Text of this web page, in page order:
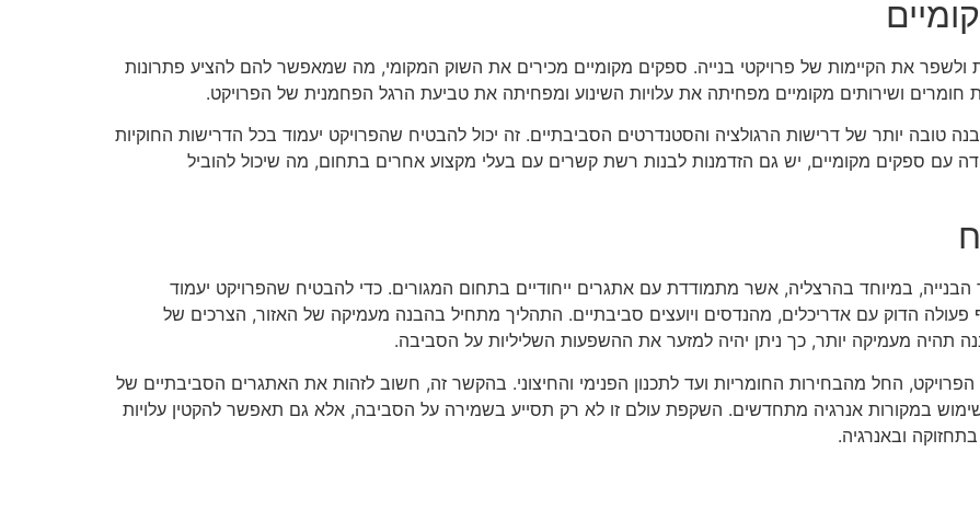
ולשפר את הקיימות של פרויקטי בנייה. ספקים מקומיים מכירים את השוק המקומי, מה שמאפשר להם להציע פתרונות
חומרים ושירותים מקומיים מפחיתה את עלויות השינוע ומפחיתה את טביעת הרגל הפחמנית של הפרויקט.
טובה יותר של דרישות הרגולציה והסטנדרטים הסביבתיים. זה יכול להבטיח שהפרויקט יעמוד בכל הדרישות החוקיות
עם ספקים מקומיים, יש גם הזדמנות לבנות רשת קשרים עם בעלי מקצוע אחרים בתחום, מה שיכול להוביל
הבנייה, במיוחד בהרצליה, אשר מתמודדת עם אתגרים ייחודיים בתחום המגורים. כדי להבטיח שהפרויקט יעמוד
פעולה הדוק עם אדריכלים, מהנדסים ויועצים סביבתיים. התהליך מתחיל בהבנה מעמיקה של האזור, הצרכים של
תהיה מעמיקה יותר, כך ניתן יהיה למזער את ההשפעות השליליות על הסביבה.
החל מהבחירות החומריות ועד לתכנון הפנימי והחיצוני. בהקשר זה, חשוב לזהות את האתגרים הסביבתיים של
במקורות אנרגיה מתחדשים. השקפת עולם זו לא רק תסייע בשמירה על הסביבה, אלא גם תאפשר להקטין עלויות
ובאנרגיה.